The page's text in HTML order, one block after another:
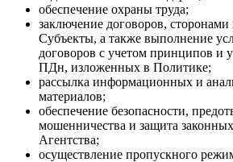
обеспечение охраны труда;
заключение договоров,
Субъекты, а также выполнение
договоров с учетом принципов и
ПДн, изложенных в Политике;
рассылка информационных и
материалов;
обеспечение безопасности,
мошенничества и защита
Агентства;
осуществление пропускного